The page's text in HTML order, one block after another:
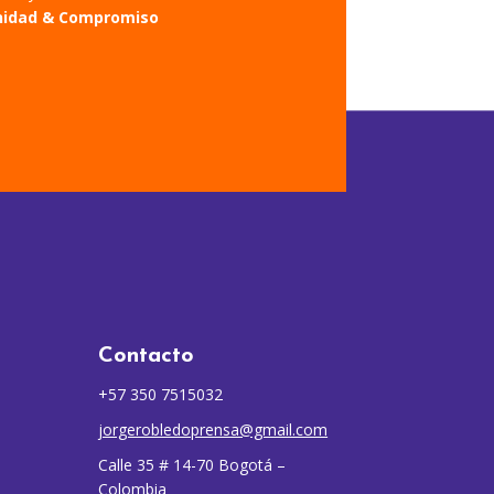
& Compromiso
Contacto
+57 350 7515032
jorgerobledoprensa@gmail.com
Calle 35 # 14-70 Bogotá –
Colombia